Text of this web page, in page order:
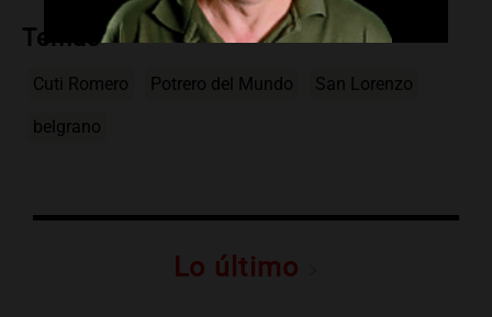
Temas
Cuti Romero Potrero del Mundo San Lorenzo
belgrano
Lo último